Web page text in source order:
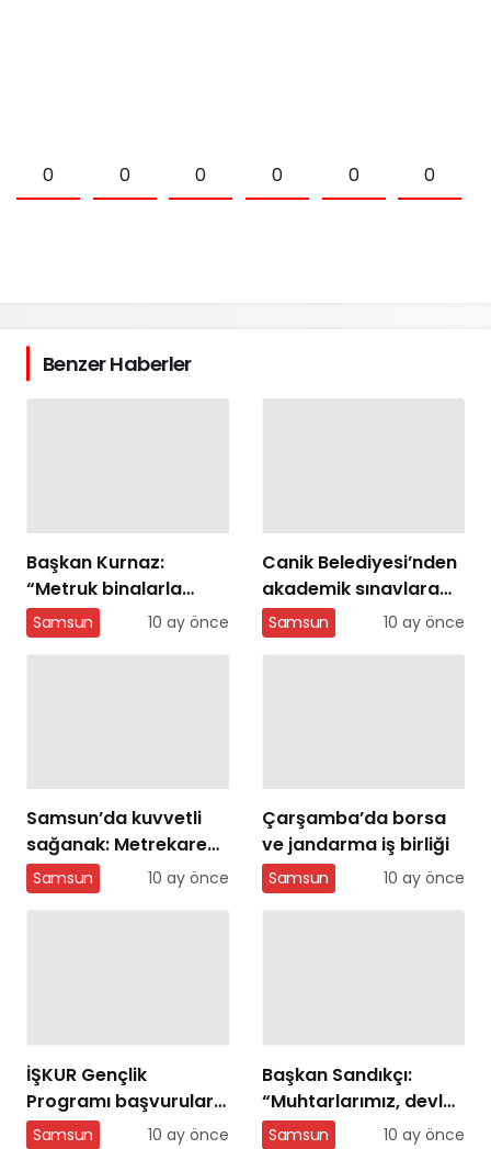
0 0 0 0 0 0
Benzer Haberler
Başkan Kurnaz:
“Metruk binalarla
mücadelemiz
sürecek”
Samsun 10 ay önce
Canik Belediyesi’nden
akademik sınavlara
ücretsiz eğitim
Samsun 10 ay önce
Samsun’da kuvvetli
sağanak: Metrekareye
41,3 kilo yağış düştü
Samsun 10 ay önce
Çarşamba’da borsa
ve jandarma iş birliği
Samsun 10 ay önce
İŞKUR Gençlik
Programı başvuruları
açıldı
Samsun 10 ay önce
Başkan Sandıkçı:
“Muhtarlarımız, devlet
ile milleti birleştiren
Samsun 10 ay önce